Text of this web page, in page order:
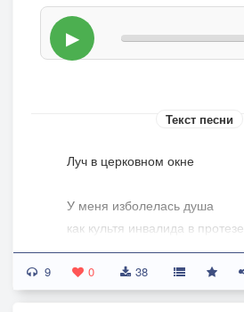
▶
Текст песни
Луч в церковном окне
У меня изболелась душа
как культя инвалида в протезе.
Обнажаю, гордыню круша,
эту душу как вену на срезе,
прикасаясь губами к Стопе
9 0 38